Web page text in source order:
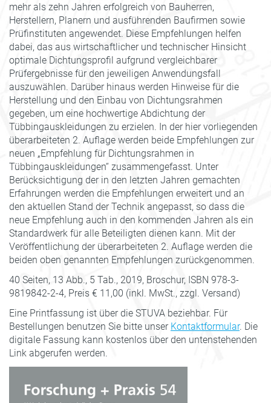
mehr als zehn Jahren erfolgreich von Bauherren,
Herstellern, Planern und ausführenden Baufirmen sowie
Prüfinstituten angewendet. Diese Empfehlungen helfen
dabei, das aus wirtschaftlicher und technischer Hinsicht
optimale Dichtungsprofil aufgrund vergleichbarer
Prüfergebnisse für den jeweiligen Anwendungsfall
auszuwählen. Darüber hinaus werden Hinweise für die
Herstellung und den Einbau von Dichtungsrahmen
gegeben, um eine hochwertige Abdichtung der
Tübbingauskleidungen zu erzielen. In der hier vorliegenden
überarbeiteten 2. Auflage werden beide Empfehlungen zur
neuen „Empfehlung für Dichtungsrahmen in
Tübbingauskleidungen“ zusammengefasst. Unter
Berücksichtigung der in den letzten Jahren gemachten
Erfahrungen werden die Empfehlungen erweitert und an
den aktuellen Stand der Technik angepasst, so dass die
neue Empfehlung auch in den kommenden Jahren als ein
Standardwerk für alle Beteiligten dienen kann. Mit der
Veröffentlichung der überarbeiteten 2. Auflage werden die
beiden oben genannten Empfehlungen zurückgenommen.
40 Seiten, 13 Abb., 5 Tab., 2019, Broschur, ISBN 978-3-
9819842-2-4, Preis € 11,00 (inkl. MwSt., zzgl. Versand)
Eine Printfassung ist über die STUVA beziehbar. Für
Bestellungen benutzen Sie bitte unser Kontaktformular. Die
digitale Fassung kann kostenlos über den untenstehenden
Link abgerufen werden.